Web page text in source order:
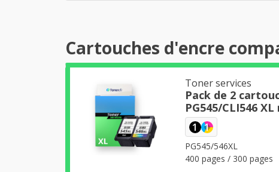
Cartouches d'encre
Toner services
Pack de 2
PG545/CLI546
1 1
PG545/546XL
400 pages / 300 pages